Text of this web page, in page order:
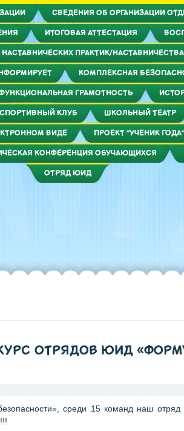
СВЕДЕНИЯ ОБ ОРГАНИЗАЦИИ
ИТОГОВАЯ АТТЕСТАЦИЯ
ПРАКТИК/НАСТАВНИЧЕСТВА
КОМПЛЕКСНАЯ
ГРАМОТНОСТЬ
КЛУБ ШКОЛЬНЫЙ ТЕАТР
ВИДЕ ПРОЕКТ "УЧЕНИК ГОДА"
КОНФЕРЕНЦИЯ ОБУЧАЮЩИХСЯ
ОТРЯД ЮИД
ОТРЯДОВ ЮИД
среди 15 команд наш отряд